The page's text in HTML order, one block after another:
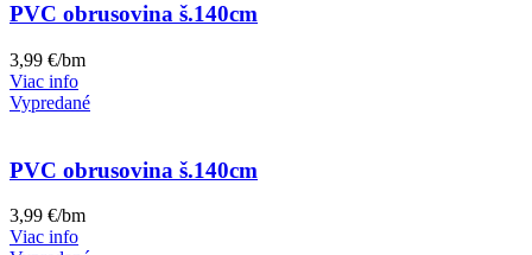
PVC obrusovina š.140cm
3,99 €/bm
Viac info
Vypredané
PVC obrusovina š.140cm
3,99 €/bm
Viac info